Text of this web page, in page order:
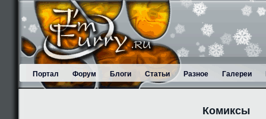
Портал Форум Блоги Статьи Разное Галереи
Комиксы